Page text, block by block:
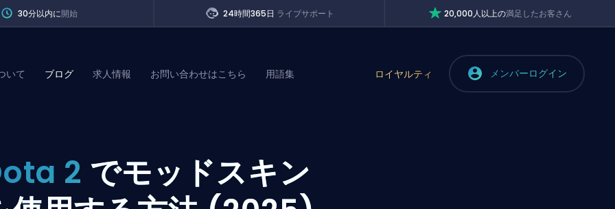
30分以内に開始 24時間365日 ライブサポート 20,000人以上の満足したお客さん
いて ブログ 求人情報 お問い合わせはこちら 用語集 ロイヤルティ メンバーログイン
2 でモッドスキン